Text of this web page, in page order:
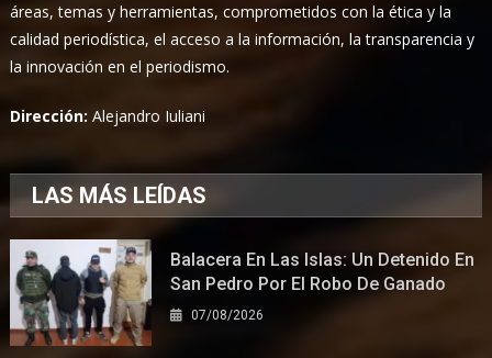
áreas, temas y herramientas, comprometidos con la ética y la
calidad periodística, el acceso a la información, la transparencia y
la innovación en el periodismo.
Dirección:Alejandro Iuliani
LAS MÁS LEÍDAS
Balacera En Las Islas: Un Detenido En
San Pedro Por El Robo De Ganado
07/08/2026